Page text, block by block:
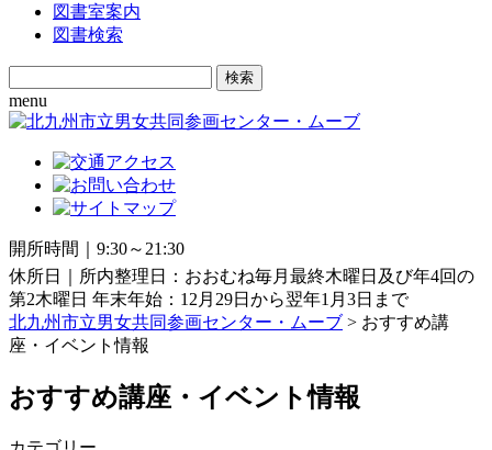
図書室案内
図書検索
Search
for:
menu
開所時間｜9:30～21:30
休所日｜所内整理日：おおむね毎月最終木曜日及び年4回の
第2木曜日 年末年始：12月29日から翌年1月3日まで
北九州市立男女共同参画センター・ムーブ > おすすめ講
座・イベント情報
おすすめ講座・イベント情報